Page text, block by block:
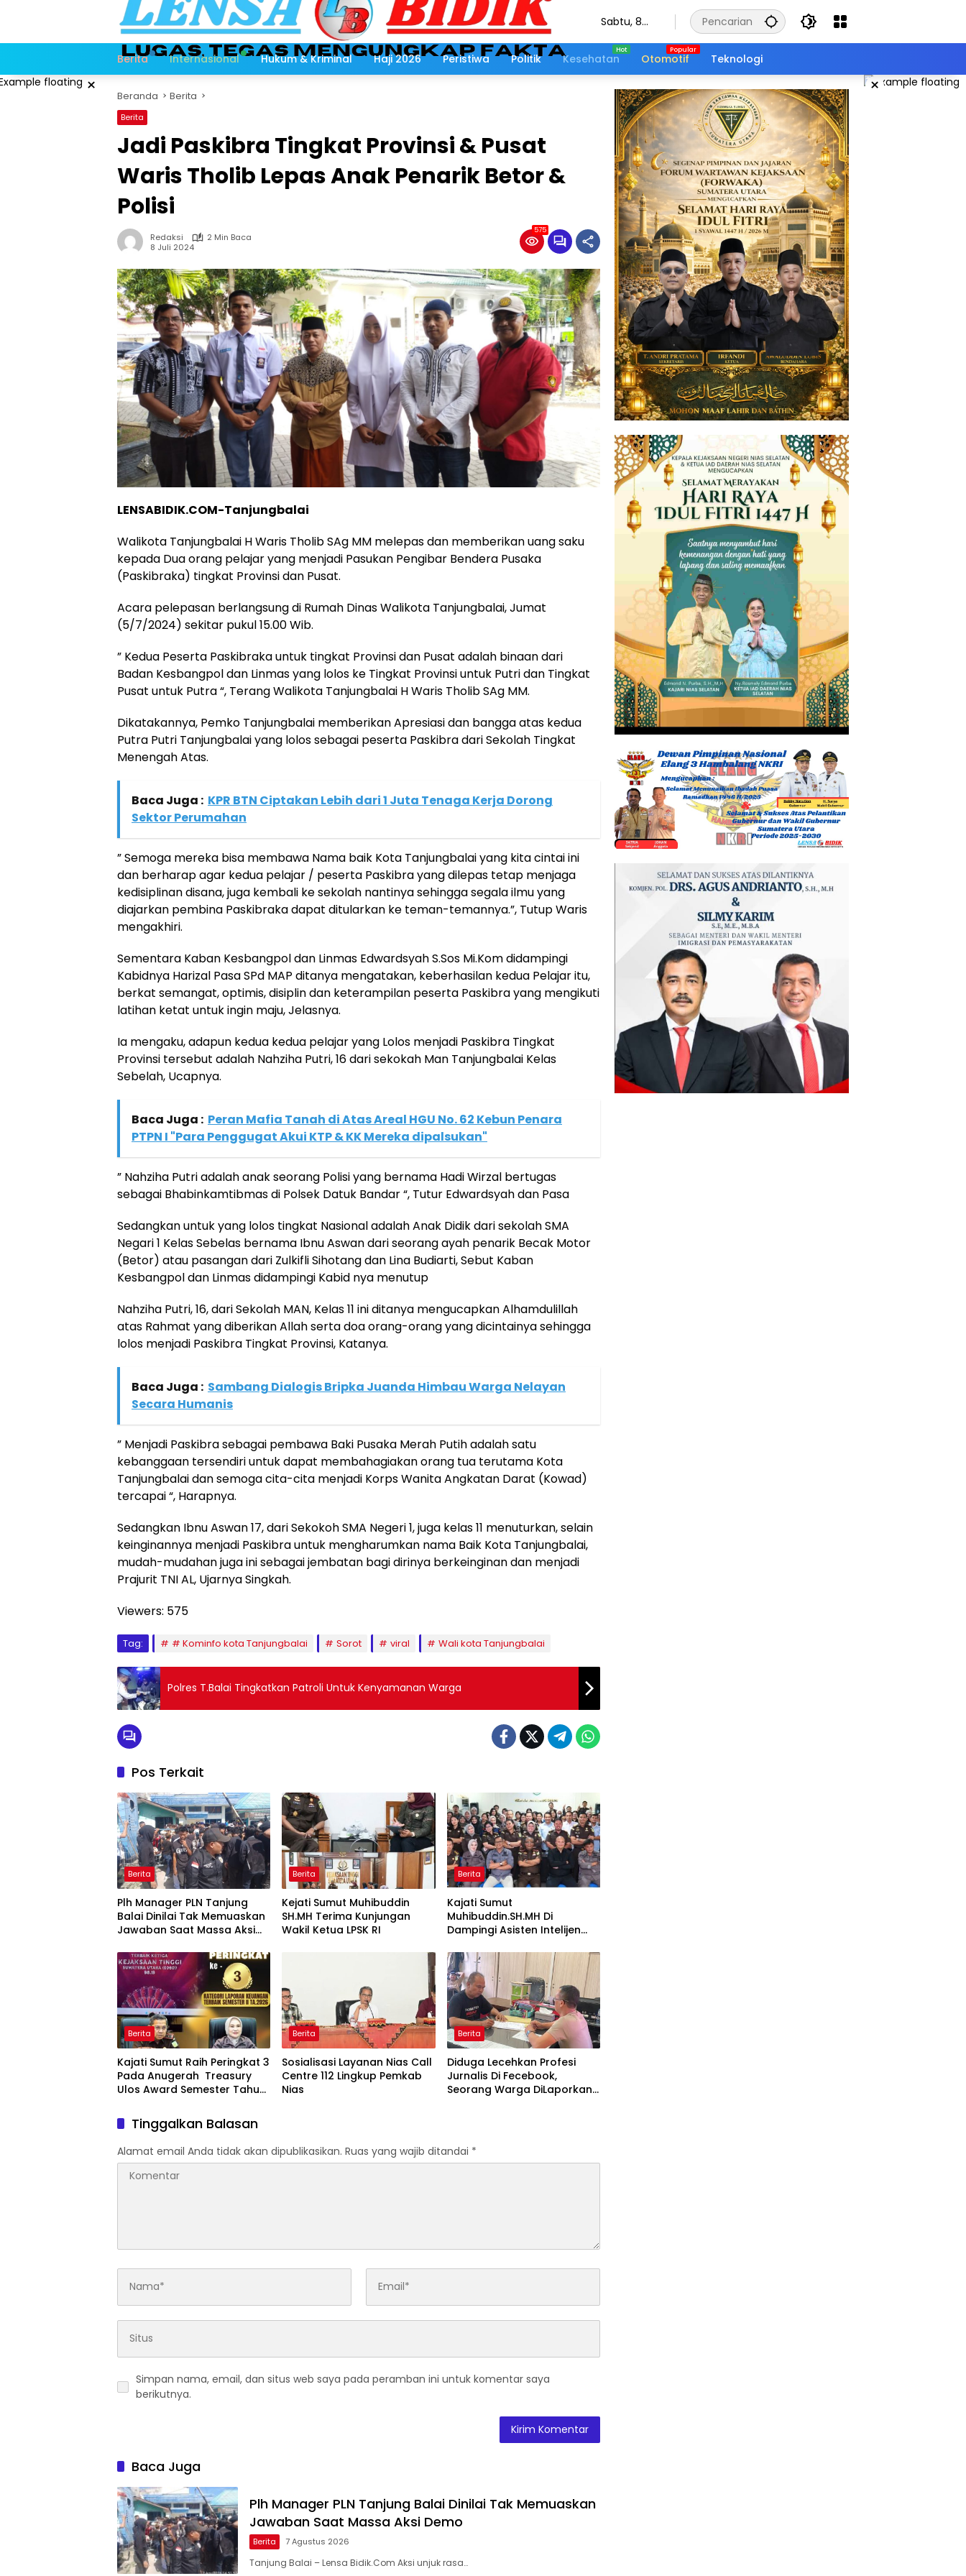
Sabtu, 8
2026
Berita Internasional Hukum & Kriminal Haji 2026 Peristiwa Politik Kesehatan Otomotif Teknologi
× ×
Beranda Berita
Berita
Jadi Paskibra Tingkat Provinsi & Pusat
Waris Tholib Lepas Anak Penarik Betor &
Polisi
Redaksi
2 Min Baca
8 Juli 2024
575
LENSABIDIK.COM-Tanjungbalai
Walikota Tanjungbalai H Waris Tholib SAg MM melepas dan memberikan uang saku
kepada Dua orang pelajar yang menjadi Pasukan Pengibar Bendera Pusaka
(Paskibraka) tingkat Provinsi dan Pusat.
Acara pelepasan berlangsung di Rumah Dinas Walikota Tanjungbalai, Jumat
(5/7/2024) sekitar pukul 15.00 Wib.
” Kedua Peserta Paskibraka untuk tingkat Provinsi dan Pusat adalah binaan dari
Badan Kesbangpol dan Linmas yang lolos ke Tingkat Provinsi untuk Putri dan Tingkat
Pusat untuk Putra “, Terang Walikota Tanjungbalai H Waris Tholib SAg MM.
Dikatakannya, Pemko Tanjungbalai memberikan Apresiasi dan bangga atas kedua
Putra Putri Tanjungbalai yang lolos sebagai peserta Paskibra dari Sekolah Tingkat
Menengah Atas.
Baca Juga : KPR BTN Ciptakan Lebih dari 1 Juta Tenaga Kerja Dorong
Sektor Perumahan
” Semoga mereka bisa membawa Nama baik Kota Tanjungbalai yang kita cintai ini
dan berharap agar kedua pelajar / peserta Paskibra yang dilepas tetap menjaga
kedisiplinan disana, juga kembali ke sekolah nantinya sehingga segala ilmu yang
diajarkan pembina Paskibraka dapat ditularkan ke teman-temannya.”, Tutup Waris
mengakhiri.
Sementara Kaban Kesbangpol dan Linmas Edwardsyah S.Sos Mi.Kom didampingi
Kabidnya Harizal Pasa SPd MAP ditanya mengatakan, keberhasilan kedua Pelajar itu,
berkat semangat, optimis, disiplin dan keterampilan peserta Paskibra yang mengikuti
latihan ketat untuk ingin maju, Jelasnya.
Ia mengaku, adapun kedua kedua pelajar yang Lolos menjadi Paskibra Tingkat
Provinsi tersebut adalah Nahziha Putri, 16 dari sekokah Man Tanjungbalai Kelas
Sebelah, Ucapnya.
Baca Juga : Peran Mafia Tanah di Atas Areal HGU No. 62 Kebun Penara
PTPN I "Para Penggugat Akui KTP & KK Mereka dipalsukan"
” Nahziha Putri adalah anak seorang Polisi yang bernama Hadi Wirzal bertugas
sebagai Bhabinkamtibmas di Polsek Datuk Bandar “, Tutur Edwardsyah dan Pasa
Sedangkan untuk yang lolos tingkat Nasional adalah Anak Didik dari sekolah SMA
Negari 1 Kelas Sebelas bernama Ibnu Aswan dari seorang ayah penarik Becak Motor
(Betor) atau pasangan dari Zulkifli Sihotang dan Lina Budiarti, Sebut Kaban
Kesbangpol dan Linmas didampingi Kabid nya menutup
Nahziha Putri, 16, dari Sekolah MAN, Kelas 11 ini ditanya mengucapkan Alhamdulillah
atas Rahmat yang diberikan Allah serta doa orang-orang yang dicintainya sehingga
lolos menjadi Paskibra Tingkat Provinsi, Katanya.
Baca Juga : Sambang Dialogis Bripka Juanda Himbau Warga Nelayan
Secara Humanis
” Menjadi Paskibra sebagai pembawa Baki Pusaka Merah Putih adalah satu
kebanggaan tersendiri untuk dapat membahagiakan orang tua terutama Kota
Tanjungbalai dan semoga cita-cita menjadi Korps Wanita Angkatan Darat (Kowad)
tercapai “, Harapnya.
Sedangkan Ibnu Aswan 17, dari Sekokoh SMA Negeri 1, juga kelas 11 menuturkan, selain
keinginannya menjadi Paskibra untuk mengharumkan nama Baik Kota Tanjungbalai,
mudah-mudahan juga ini sebagai jembatan bagi dirinya berkeinginan dan menjadi
Prajurit TNI AL, Ujarnya Singkah.
Viewers: 575
Tag: # Kominfo kota Tanjungbalai Sorot viral Wali kota Tanjungbalai
Polres T.Balai Tingkatkan Patroli Untuk Kenyamanan Warga
Pos Terkait
Berita
Plh Manager PLN Tanjung
Balai Dinilai Tak Memuaskan
Jawaban Saat Massa Aksi
Berita
Kejati Sumut Muhibuddin
SH.MH Terima Kunjungan
Wakil Ketua LPSK RI
Berita
Kajati Sumut
Muhibuddin.SH.MH Di
Dampingi Asisten Intelijen
Pembinaan Herlina Setyorini
Sidak Kejari Binjai
Berita
Kajati Sumut Raih Peringkat 3
Pada Anugerah Treasury
Ulos Award Semester Tahun
Berita
Sosialisasi Layanan Nias Call
Centre 112 Lingkup Pemkab
Nias
Berita
Diduga Lecehkan Profesi
Jurnalis Di Fecebook,
Seorang Warga DiLaporkan
Tinggalkan Balasan
Alamat email Anda tidak akan dipublikasikan. Ruas yang wajib ditandai *
Simpan nama, email, dan situs web saya pada peramban ini untuk komentar saya
berikutnya.
Baca Juga
Plh Manager PLN Tanjung Balai Dinilai Tak Memuaskan
Jawaban Saat Massa Aksi Demo
Berita 7 Agustus 2026
Tanjung Balai – Lensa Bidik.Com Aksi unjuk rasa…